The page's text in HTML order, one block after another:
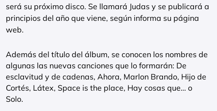
será su próximo disco. Se llamará Judas y se publicará a
principios del año que viene, según informa su página
web.
Además del título del álbum, se conocen los nombres de
algunas las nuevas canciones que lo formarán: De
esclavitud y de cadenas, Ahora, Marlon Brando, Hijo de
Cortés, Látex, Space is the place, Hay cosas que… o
Solo.